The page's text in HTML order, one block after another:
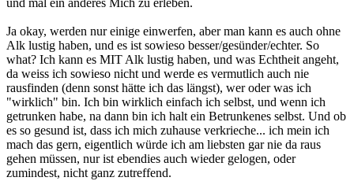
und mal ein anderes Mich zu erleben.
Ja okay, werden nur einige einwerfen, aber man kann es auch ohne
Alk lustig haben, und es ist sowieso besser/gesünder/echter. So
what? Ich kann es MIT Alk lustig haben, und was Echtheit angeht,
da weiss ich sowieso nicht und werde es vermutlich auch nie
rausfinden (denn sonst hätte ich das längst), wer oder was ich
"wirklich" bin. Ich bin wirklich einfach ich selbst, und wenn ich
getrunken habe, na dann bin ich halt ein Betrunkenes selbst. Und ob
es so gesund ist, dass ich mich zuhause verkrieche... ich mein ich
mach das gern, eigentlich würde ich am liebsten gar nie da raus
gehen müssen, nur ist ebendies auch wieder gelogen, oder
zumindest, nicht ganz zutreffend.